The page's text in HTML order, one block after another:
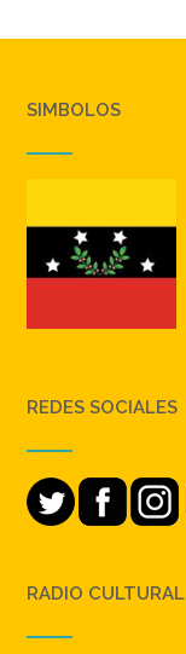
SIMBOLOS
REDES SOCIALES
RADIO CULTURAL